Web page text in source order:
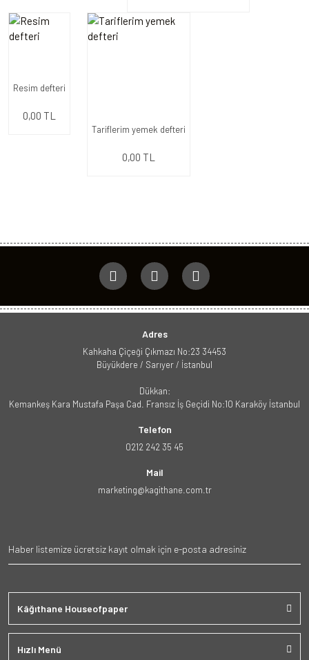
Resim defteri
0,00 TL
Tariflerim yemek defteri
0,00 TL
Adres
Kahkaha Çiçeği Çıkmazı No:23 34453
Büyükdere / Sarıyer / İstanbul
Dükkan:
Kemankeş Kara Mustafa Paşa Cad. Fransız İş Geçidi No:10 Karaköy İstanbul
Telefon
0212 242 35 45
Mail
marketing@kagithane.com.tr
Kâğıthane Houseofpaper
Hızlı Menü